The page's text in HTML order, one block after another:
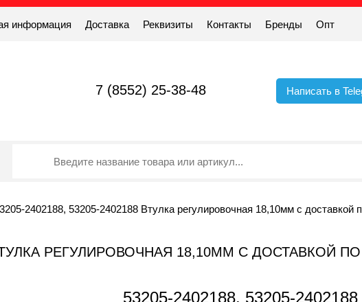
информация Доставка Реквизиты Контакты Бренды Опт
7 (8552) 25-38-48 Написать в
2402188, 53205-2402188 Втулка регулировочная 18,10мм с доставкой
ВТУЛКА РЕГУЛИРОВОЧНАЯ 18,10ММ С ДОСТАВКОЙ
53205-2402188, 53205-